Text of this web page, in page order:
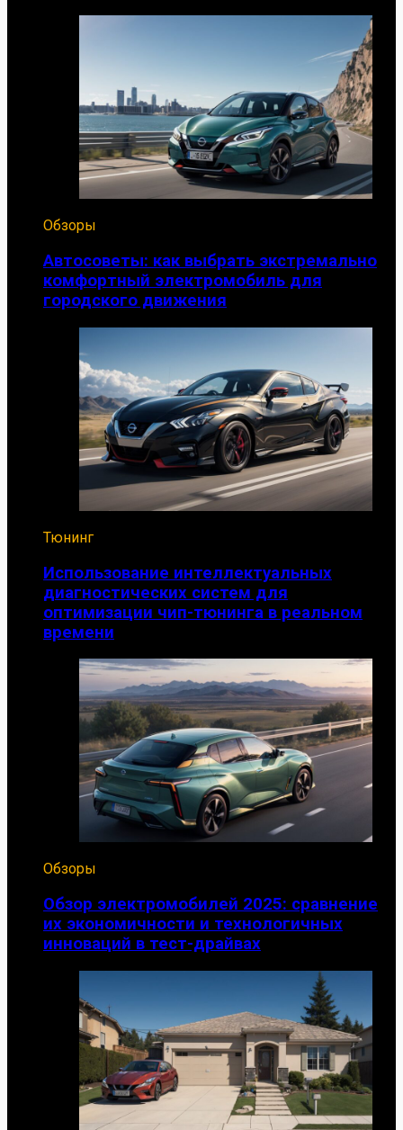
Обзоры
Автосоветы: как выбрать экстремально
комфортный электромобиль для
городского движения
Тюнинг
Использование интеллектуальных
диагностических систем для
оптимизации чип-тюнинга в реальном
времени
Обзоры
Обзор электромобилей 2025: сравнение
их экономичности и технологичных
инноваций в тест-драйвах